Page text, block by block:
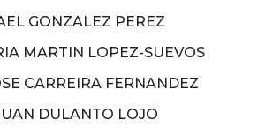
GONZALEZ PEREZ
MARTIN LOPEZ-SUEVOS
CARREIRA FERNANDEZ
DULANTO LOJO